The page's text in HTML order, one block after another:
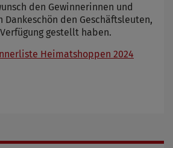
den Gewinnerinnen und
Dankeschön den Geschäftsleuten,
gestellt haben.
Heimatshoppen 2024